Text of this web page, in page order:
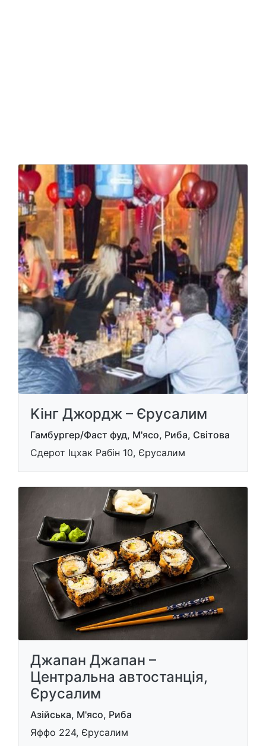
Kiнг Джордж – Єрусалим
Гамбургер/Фаст фуд, М'ясо, Риба, Світова
Сдерот Іцхак Рабін 10, Єрусалим
Джапан Джапан –
Центральна автостанція,
Єрусалим
Азійська, М'ясо, Риба
Яффо 224, Єрусалим